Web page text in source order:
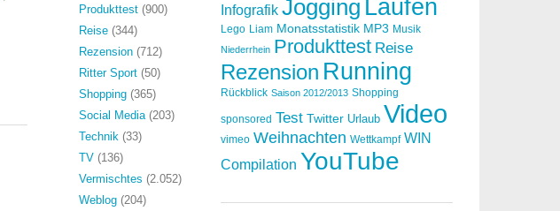
Produkttest(900)
Reise(344)
Rezension(712)
Ritter Sport(50)
Shopping(365)
Social Media(203)
Technik (33)
TV(136)
Vermischtes (2.052)
Weblog(204)
Infografik Jogging Laufen
Lego Liam Monatsstatistik MP3 Musik
Niederrhein Produkttest Reise
Rezension Running
Rückblick Saison 2012/2013 Shopping
sponsored Test Twitter Urlaub Video
vimeo Weihnachten Wettkampf WIN
Compilation YouTube